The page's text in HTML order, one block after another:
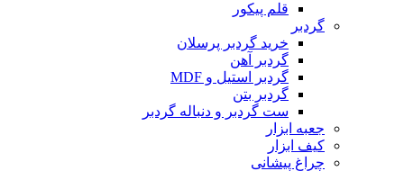
قلم پیکور
گردبر
خرید گردبر پرسلان
گردبر آهن
گردبر استیل و MDF
گردبر بتن
ست گردبر و دنباله گردبر
جعبه ابزار
کیف ابزار
چراغ پیشانی